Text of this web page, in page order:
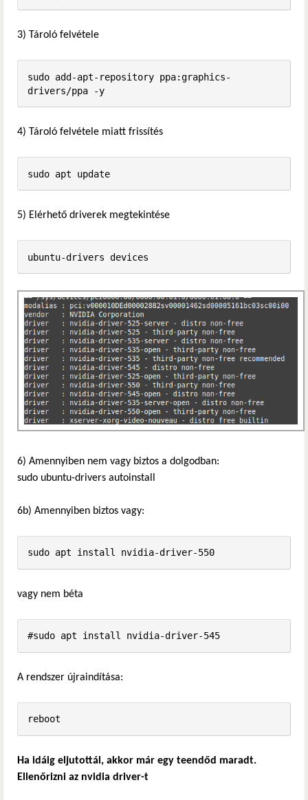
3) Tároló felvétele
sudo add-apt-repository ppa:graphics-
drivers/ppa -y
4) Tároló felvétele miatt frissítés
sudo apt update
5) Elérhető driverek megtekintése
ubuntu-drivers devices
6) Amennyiben nem vagy biztos a dolgodban:
sudo ubuntu-drivers autoinstall
6b) Amennyiben biztos vagy:
sudo apt install nvidia-driver-550
vagy nem béta
#sudo apt install nvidia-driver-545
A rendszer újraindítása:
reboot
Ha idáig eljutottál, akkor már egy teendőd maradt.
Ellenőrizni az nvidia driver-t